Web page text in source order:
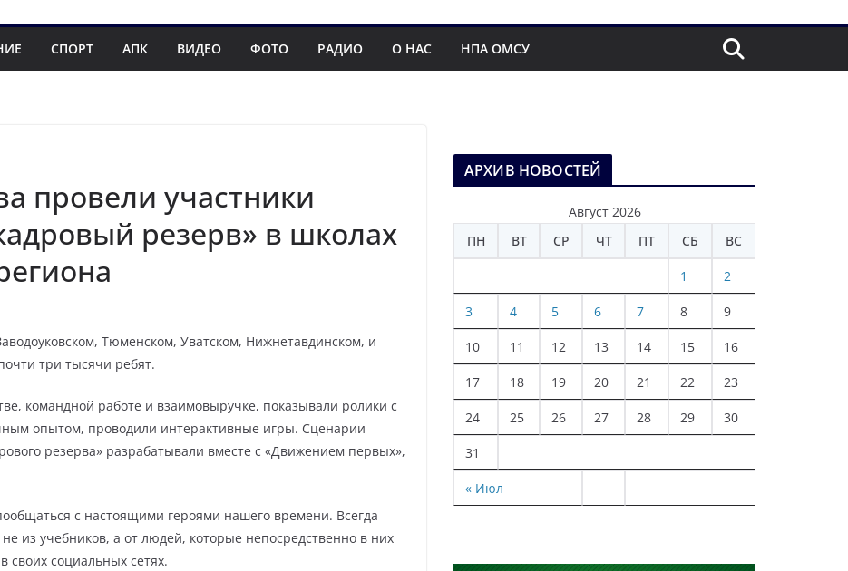
СПОРТ АПК ВИДЕО ФОТО РАДИО О НАС НПА ОМСУ
провели участники
резерв» в школах
Тюменском, Уватском, Нижнетавдинском, и
три тысячи ребят.
командной работе и взаимовыручке, показывали ролики с
опытом, проводили интерактивные игры. Сценарии
резерва» разрабатывали вместе с «Движением первых»,
с настоящими героями нашего времени. Всегда
из учебников, а от людей, которые непосредственно в них
социальных сетях.
АРХИВ НОВОСТЕЙ
Август 2026
ПН
ВТ СР ЧТ ПТ СБ ВС
« Июл
1 2
3 4 5 6 7 8 9
10 11 12 13 14 15 16
17 18 19 20 21 22 23
24 25 26 27 28 29 30
31